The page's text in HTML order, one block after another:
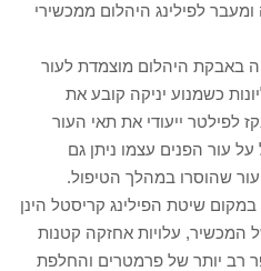
לפילינג היהלום ממכשירי
באבקת היהלום מוצמדת לעור
כשמנוע יניקה קובע את
לפילטר ייעודי את תאי העור
עור הפנים עצמו ניתן גם
שהוסרו במהלך הטיפול.
שיטת הפילינג קריסטל הינן
המכשיר, עלויות אחזקה קטנות
רב יותר של פרמטרים והחלפת